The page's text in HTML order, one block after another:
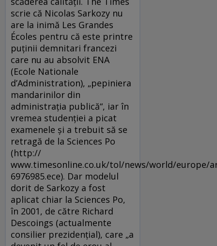
scrie că Nicolas Sarkozy nu
are la inimă Les Grandes
Écoles pentru că este printre
puţinii demnitari francezi
care nu au absolvit ENA
(Ecole Nationale
d’Administration), „pepiniera
mandarinilor din
administraţia publică“, iar în
vremea studenţiei a picat
examenele şi a trebuit să se
retragă de la Sciences Po
(http://
www.timesonline.co.uk/tol/news/world/europe/
6976985.ece). Dar modelul
dorit de Sarkozy a fost
aplicat chiar la Sciences Po,
în 2001, de către Richard
Descoings (actualmente
consilier prezidenţial), care „a